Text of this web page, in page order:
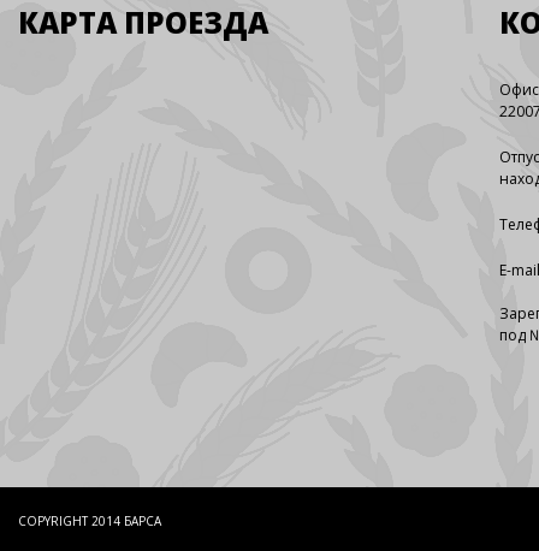
КАРТА ПРОЕЗДА
E-
под
COPYRIGHT 2014 БАРСА